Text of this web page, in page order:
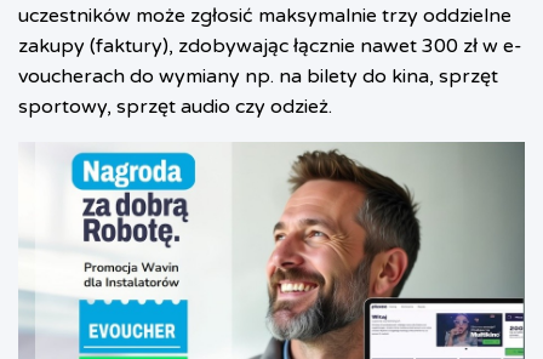
uczestników może zgłosić maksymalnie trzy oddzielne
zakupy (faktury), zdobywając łącznie nawet 300 zł w e-
voucherach do wymiany np. na bilety do kina, sprzęt
sportowy, sprzęt audio czy odzież.